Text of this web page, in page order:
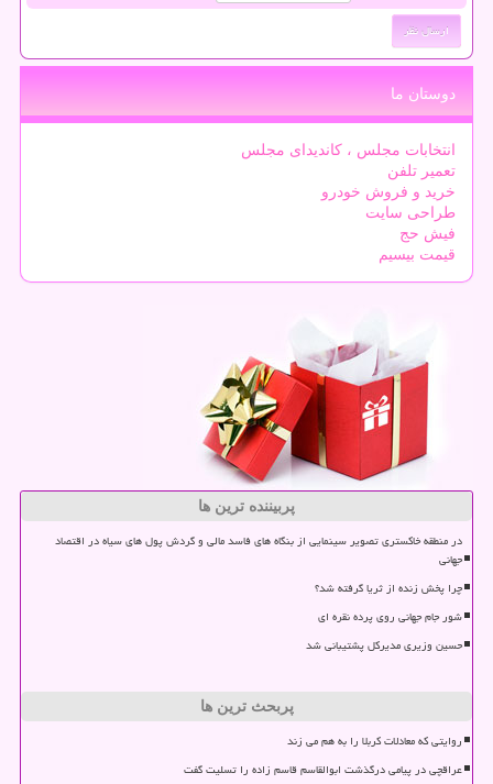
دوستان ما
انتخابات مجلس ، کاندیدای مجلس
تعمیر تلفن
خرید و فروش خودرو
طراحی سایت
فیش حج
قیمت بیسیم
پربیننده ترین ها
در منطقه خاکستری تصویر سینمایی از بنگاه های فاسد مالی و گردش پول های سیاه در اقتصاد
جهانی
چرا پخش زنده از ثریا گرفته شد؟
شور جام جهانی روی پرده نقره ای
حسین وزیری مدیرکل پشتیبانی شد
پربحث ترین ها
روایتی که معادلات کربلا را به هم می زند
عراقچی در پیامی درگذشت ابوالقاسم قاسم زاده را تسلیت گفت